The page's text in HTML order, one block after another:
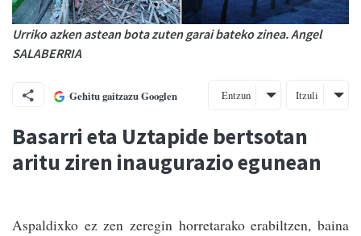
Urriko azken astean bota zuten garai bateko zinea. Angel
SALABERRIA
Gehitu gaitzazu Googlen Entzun Itzuli
Basarri eta Uztapide bertsotan
aritu ziren inaugurazio egunean
Aspaldixko ez zen ze­regin horretarako erabiltzen, baina